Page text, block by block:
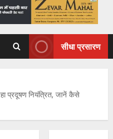
सीधा प्रसारण
प्रदूषण नियंत्रित, जानें कैसे